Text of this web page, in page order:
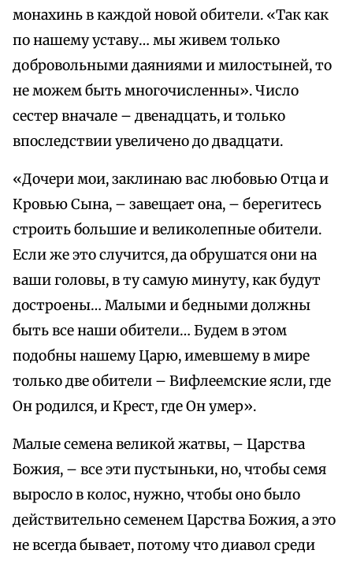
монахинь в каждой новой обители. «Так как
по нашему уставу… мы живем только
добровольными даяниями и милостыней, то
не можем быть многочисленны». Число
сестер вначале – двенадцать, и только
впоследствии увеличено до двадцати.
«Дочери мои, заклинаю вас любовью Отца и
Кровью Сына, – завещает она, – берегитесь
строить большие и великолепные обители.
Если же это случится, да обрушатся они на
ваши головы, в ту самую минуту, как будут
достроены… Малыми и бедными должны
быть все наши обители… Будем в этом
подобны нашему Царю, имевшему в мире
только две обители – Вифлеемские ясли, где
Он родился, и Крест, где Он умер».
Малые семена великой жатвы, – Царства
Божия, – все эти пустыньки, но, чтобы семя
выросло в колос, нужно, чтобы оно было
действительно семенем Царства Божия, а это
не всегда бывает, потому что диавол среди